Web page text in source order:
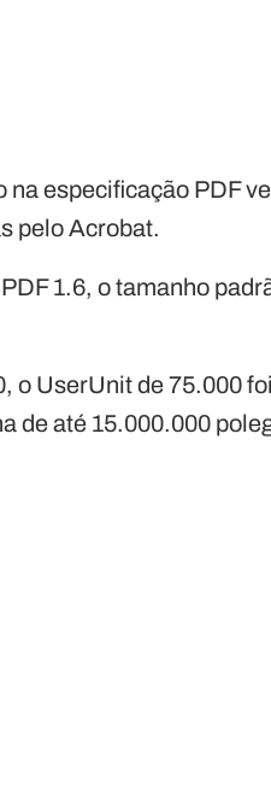
na especificação PDF
pelo Acrobat.
1.6, o tamanho
o UserUnit de 75.000
de até 15.000.000